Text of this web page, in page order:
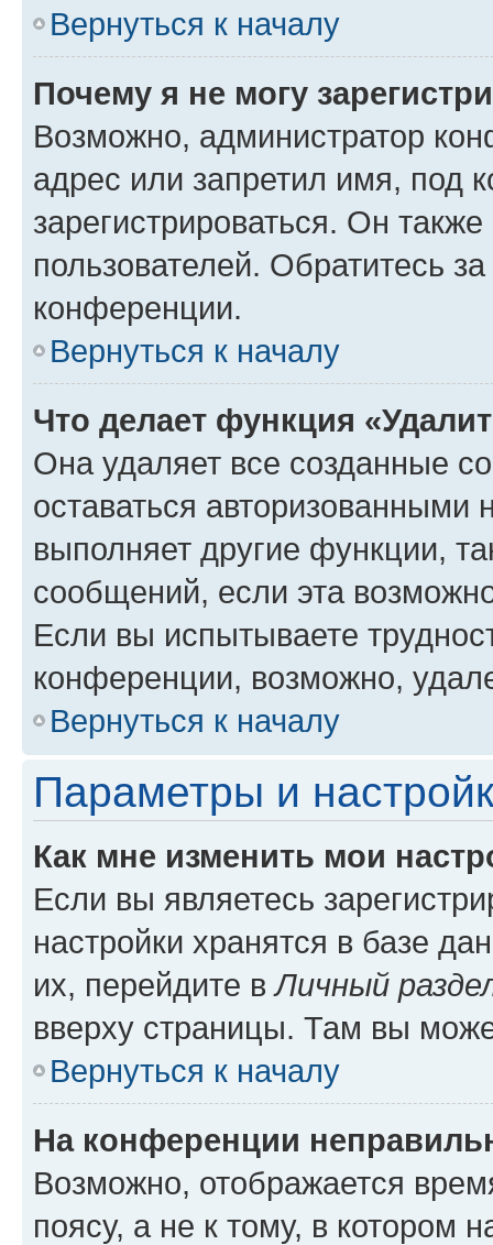
Вернуться к началу
Почему я не могу
Возможно, администратор
адрес или запретил имя, под
зарегистрироваться. Он
пользователей. Обратитесь
конференции.
Вернуться к началу
Что делает функция
Она удаляет все созданные
оставаться авторизованными
выполняет другие функции,
сообщений, если эта
Если вы испытываете
конференции, возможно,
Вернуться к началу
Параметры и
Как мне изменить мои
Если вы являетесь
настройки хранятся в базе
их, перейдите вЛичный
вверху страницы. Там вы
Вернуться к началу
На конференции
Возможно, отображается
поясу, а не к тому, в котором